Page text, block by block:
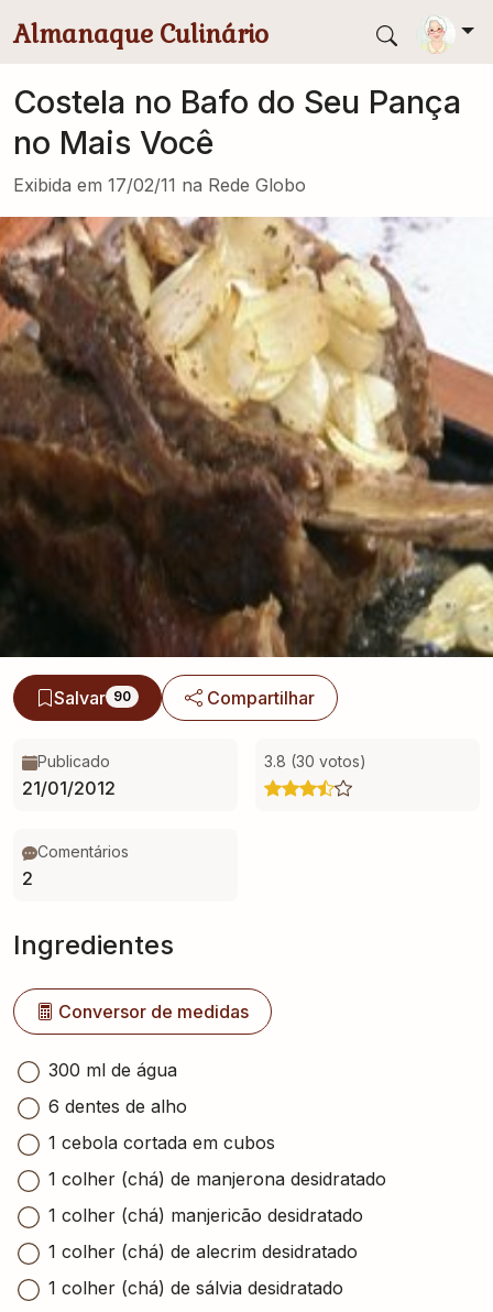
Almanaque Culinário
Costela no Bafo do Seu Pança
no Mais Você
Exibida em 17/02/11 na Rede Globo
Salvar 90 Compartilhar
Publicado
21/01/2012
3.8 (30 votos)
Comentários
2
Ingredientes
Conversor de medidas
300 ml de água
6 dentes de alho
1 cebola cortada em cubos
1 colher (chá) de manjerona desidratado
1 colher (chá) manjericão desidratado
1 colher (chá) de alecrim desidratado
1 colher (chá) de sálvia desidratado